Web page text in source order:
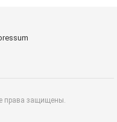
права защищены.